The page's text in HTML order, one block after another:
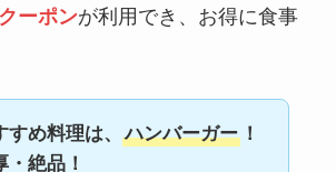
ーポンが利用でき、お得に食事
すめ料理は、 ハンバーガー！
・絶品！